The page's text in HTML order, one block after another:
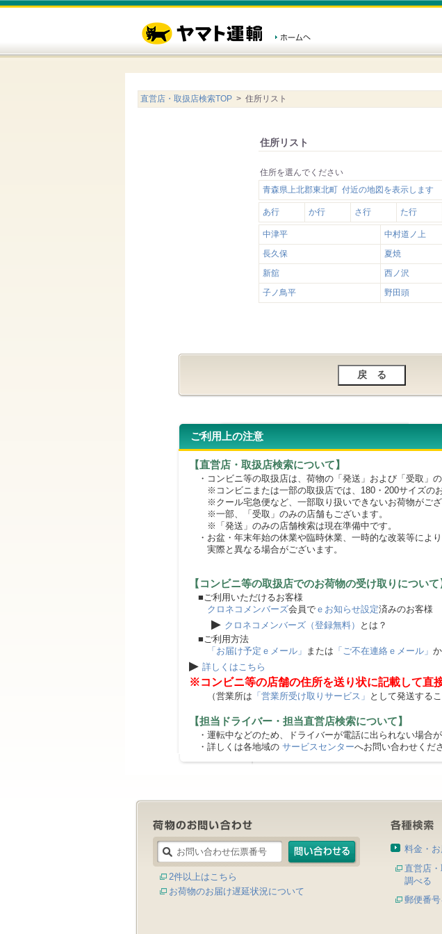
直営店・取扱店検索TOP > 住所リスト
住所リスト
住所を選んでください
青森県上北郡東北町 付近の地図を表示します
あ行 か行 さ行 た行
中津平 中村道ノ上
長久保
夏焼
新舘
西ノ沢
子ノ鳥平
野田頭
ご利用上の注意
【直営店・取扱店検索について】
・コンビニ等の取扱店は、荷物の「発送」および「受取」
※コンビニまたは一部の取扱店では、180・200サイズのお
※クール宅急便など、一部取り扱いできないお荷物がござ
※一部、「受取」のみの店舗もございます。
※「発送」のみの店舗検索は現在準備中です。
・お盆・年末年始の休業や臨時休業、一時的な改装等によ
実際と異なる場合がございます。
【コンビニ等の取扱店でのお荷物の受け取りについ
■ご利用いただけるお客様
クロネコメンバーズ会員で ｅお知らせ設定済みのお客様
▶ クロネコメンバーズ（登録無料）
とは？
■ご利用方法
「お届け予定ｅメール」 または 「ご不在連絡ｅメール」
▶ 詳しくはこちら
※コンビニ等の店舗の住所を送り状に記載して直
（営業所は 「営業所受け取りサービス」 として発送する
【担当ドライバー・担当直営店検索について】
・運転中などのため、ドライバーが電話に出られない場合が
・詳しくは各地域の サービスセンターへお問い合わせくだ
2件以上はこちら
お荷物のお届け遅延状況について
料金・
直営店
調べる
郵便番